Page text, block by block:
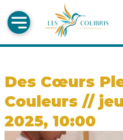
Des Cœurs
Couleurs //
2025, 10:00